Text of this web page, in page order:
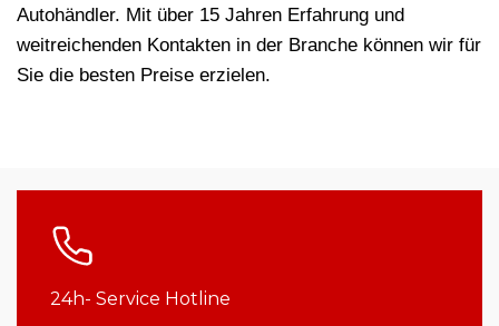
Autohändler. Mit über 15 Jahren Erfahrung und
weitreichenden Kontakten in der Branche können wir für
Sie die besten Preise erzielen.
24h- Service Hotline